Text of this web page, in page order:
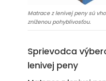
Matrace z lenivej peny sú
zníženou pohyblivosťou.
Sprievodca
lenivej peny